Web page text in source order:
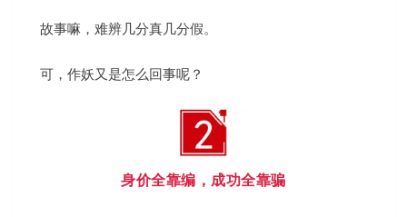
故事嘛，难辨几分真几分假。
可，作妖又是怎么回事呢？
身价全靠编，成功全靠骗